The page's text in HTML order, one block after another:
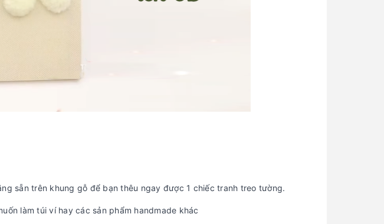
sẵn trên khung gỗ để bạn thêu ngay được 1 chiếc tranh treo tường.
làm túi ví hay các sản phẩm handmade khác